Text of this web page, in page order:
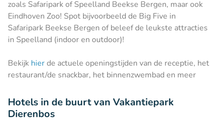
zoals Safaripark of Speelland Beekse Bergen, maar ook
Eindhoven Zoo! Spot bijvoorbeeld de Big Five in
Safaripark Beekse Bergen of beleef de leukste attracties
in Speelland (indoor en outdoor)!
Bekijk hierde actuele openingstijden van de receptie, het
restaurant/de snackbar, het binnenzwembad en meer
Hotels in de buurt van Vakantiepark
Dierenbos